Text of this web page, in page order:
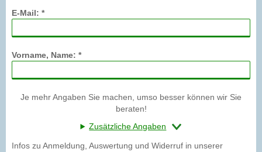
E-Mail: *
Vorname, Name: *
Je mehr Angaben Sie machen, umso besser können wir Sie
beraten!
Zusätzliche Angaben
Infos zu Anmeldung, Auswertung und Widerruf in unserer